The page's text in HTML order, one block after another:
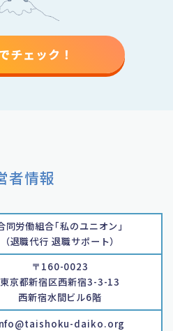
チェック！
者情報
同労働組合｢私のユニオン｣
（退職代行 退職サポート）
〒160-0023
東京都新宿区西新宿3-3-13
西新宿水間ビル6階
daiko.org